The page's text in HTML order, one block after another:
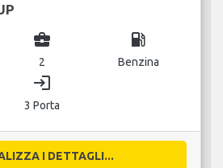
business_center
2
local_gas_station
Benzina
login
3 Porta
I DETTAGLI...